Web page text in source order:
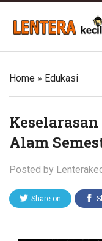
Home » Edukasi
Alam
Posted by
Share on